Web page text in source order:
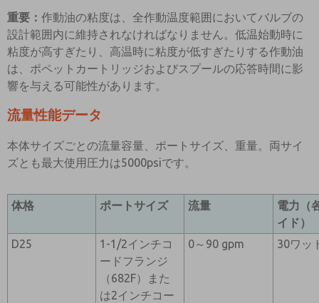
重要： 作動油の粘度は、全作動温度範囲においてバルブの
設計範囲内に維持されなければなりません。低温始動時に
粘度が高すぎたり、高温時に粘度が低すぎたりする作動油
は、ポペットカートリッジおよびスプールの応答時間に影
響を与える可能性があります。
流量性能データ
本体サイズごとの流量容量、ポートサイズ、重量。両サイ
ズとも最大使用圧力は5000psiです。
体格 ポートサイズ 流量
電力（
イド）
D25
1-1/2インチコ
ードフランジ
（682F）また
は2インチコー
0～90 gpm 30ワッ